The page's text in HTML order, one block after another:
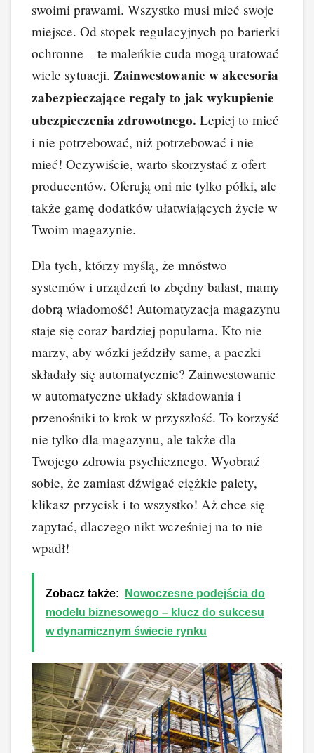
swoimi prawami. Wszystko musi mieć swoje
miejsce. Od stopek regulacyjnych po barierki
ochronne – te maleńkie cuda mogą uratować
wiele sytuacji. Zainwestowanie w akcesoria
zabezpieczające regały to jak wykupienie
ubezpieczenia zdrowotnego. Lepiej to mieć
i nie potrzebować, niż potrzebować i nie
mieć! Oczywiście, warto skorzystać z ofert
producentów. Oferują oni nie tylko półki, ale
także gamę dodatków ułatwiających życie w
Twoim magazynie.
Dla tych, którzy myślą, że mnóstwo
systemów i urządzeń to zbędny balast, mamy
dobrą wiadomość! Automatyzacja magazynu
staje się coraz bardziej popularna. Kto nie
marzy, aby wózki jeździły same, a paczki
składały się automatycznie? Zainwestowanie
w automatyczne układy składowania i
przenośniki to krok w przyszłość. To korzyść
nie tylko dla magazynu, ale także dla
Twojego zdrowia psychicznego. Wyobraź
sobie, że zamiast dźwigać ciężkie palety,
klikasz przycisk i to wszystko! Aż chce się
zapytać, dlaczego nikt wcześniej na to nie
wpadł!
Zobacz także:
Nowoczesne podejścia do
modelu biznesowego – klucz do sukcesu
w dynamicznym świecie rynku